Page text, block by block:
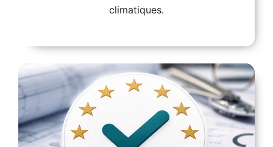
climatiques.